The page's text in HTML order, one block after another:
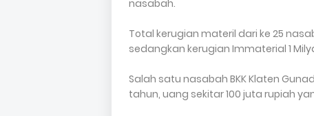
nasabah.
Total kerugian materil dari ke 25
sedangkan kerugian Immaterial 1
Salah satu nasabah BKK Klaten
tahun, uang sekitar 100 juta rupiah